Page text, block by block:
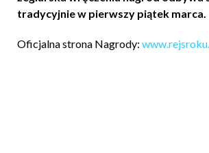
tradycyjnie w pierwszy piątek marca.
Oficjalna strona Nagrody: